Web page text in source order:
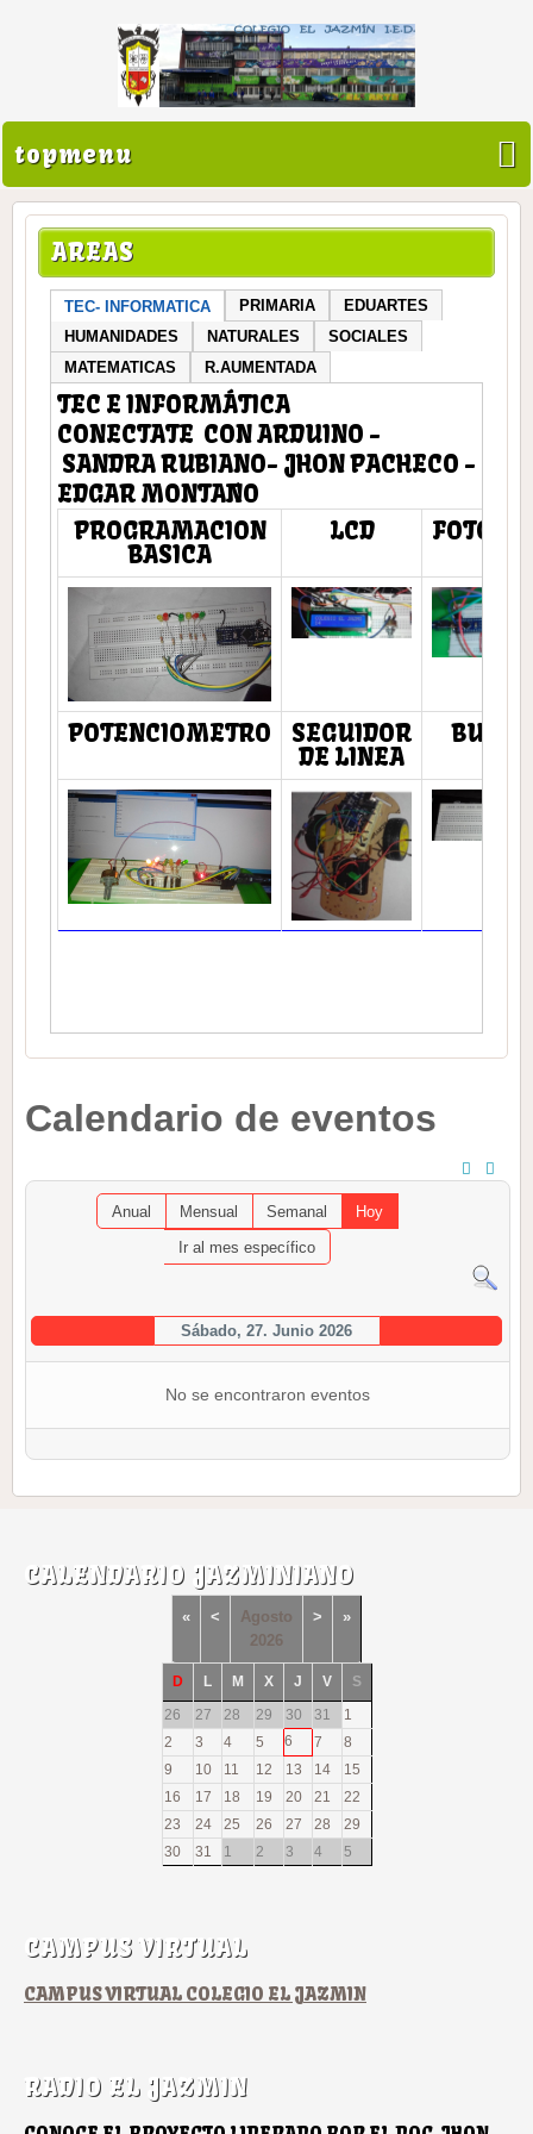
topmenu
AREAS
TEC- INFORMATICA PRIMARIA
EDUARTES
HUMANIDADES
NATURALES
SOCIALES
MATEMATICAS
R.AUMENTADA
TEC E INFORMÁTICA
CONECTATE CON ARDUINO -
SANDRA RUBIANO- JHON PACHECO -
EDGAR MONTAÑO
PROGRAMACION
BASICA
LCD
POTENCIOMETRO
SEGUIDOR
DE LINEA
Calendario de eventos
Anual Mensual Semanal
Hoy
Ir al mes específico
Sábado, 27. Junio 2026
No se encontraron eventos
CALENDARIO JAZMINIANO
« <
Agosto
2026
> »
D L M X J V
S
26
27 28 29 30 31
1
2
3 4 5 6 7
8
9
10 11 12 13 14
15
16
17 18 19 20 21
22
23
24 25 26 27 28
29
30
31 1 2 3 4 5
CAMPUS VIRTUAL
CAMPUS VIRTUAL COLEGIO EL JAZMIN
RADIO EL JAZMIN